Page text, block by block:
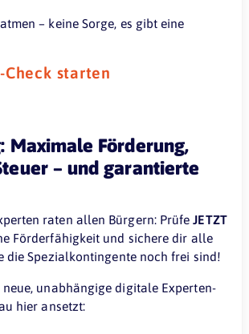
– keine Sorge, es gibt eine
starten
Maximale Förderung,
– und garantierte
raten allen Bürgern: PrüfeJETZT
Förderfähigkeit und sichere dir alle
die Spezialkontingente noch frei sind!
unabhängige digitale Experten-
hier ansetzt: